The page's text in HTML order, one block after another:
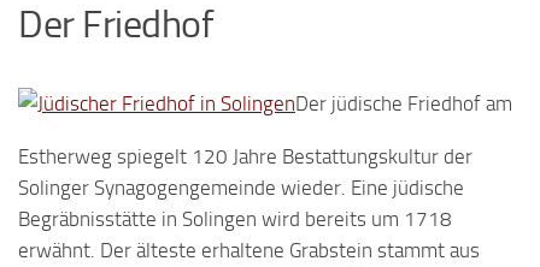
Der Friedhof
Der jüdische Friedhof am
Estherweg spiegelt 120 Jahre Bestattungskultur der
Solinger Synagogengemeinde wieder. Eine jüdische
Begräbnisstätte in Solingen wird bereits um 1718
erwähnt. Der älteste erhaltene Grabstein stammt aus